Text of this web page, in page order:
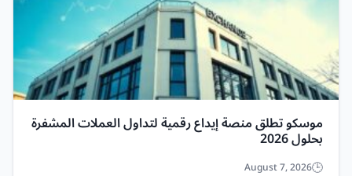
موسكو تطلق منصة إيداع رقمية لتداول العملات المشفرة
بحلول 2026
August 7, 2026